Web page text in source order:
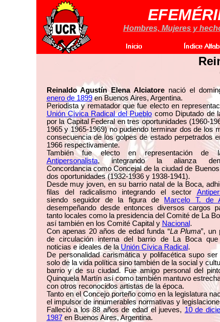
Hombres, Mujeres y
Reinaldo Agustín Elena Alciatore nació el
enero de 1899en Buenos Aires, Argentina.
Periodista y rematador que fue electo en
Unión Cívica Radical del Pueblo como Diputado de
por la Capital Federal en tres oportunidades (1960-
1965 y 1965-1969) no pudiendo terminar dos de los
consecuencia de los golpes de estado perpetrados
1966 respectivamente.
También fue electo en representación
Antipersonalista, integrando la alianza
Concordancia como Concejal de la ciudad de
dos oportunidades (1932-1936 y 1938-1941).
Desde muy joven, en su barrio natal de la Boca,
filas del radicalismo integrando el sector
siendo seguidor de la figura de
Marcelo T. de
desempeñando desde entonces diversos cargos
tanto locales como la presidencia del Comité de La
así también en los Comité Capital y Nacional .
Con apenas 20 años de edad funda “La Pluma”, un
de circulación interna del barrio de La Boca que
noticias e ideales de laUnión Cívica Radical .
De personalidad carismática y polifacética supo
solo de la vida política sino también de la social y
barrio y de su ciudad. Fue amigo personal del
Quinquela Martín así como también mantuvo
con otros reconocidos artistas de la época.
Tanto en el Concejo porteño como en la legislatura
el impulsor de innumerables normativas y
Falleció a los 88 años de edad el jueves, 10 de
1987en Buenos Aires, Argentina.